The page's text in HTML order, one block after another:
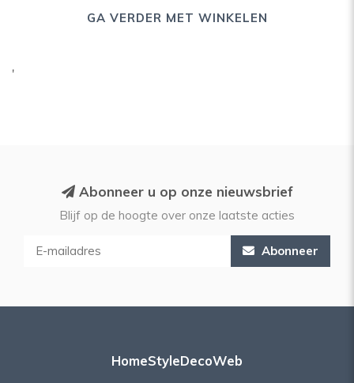
GA VERDER MET WINKELEN
'
Abonneer u op onze nieuwsbrief
Blijf op de hoogte over onze laatste acties
Abonneer
HomeStyleDecoWeb